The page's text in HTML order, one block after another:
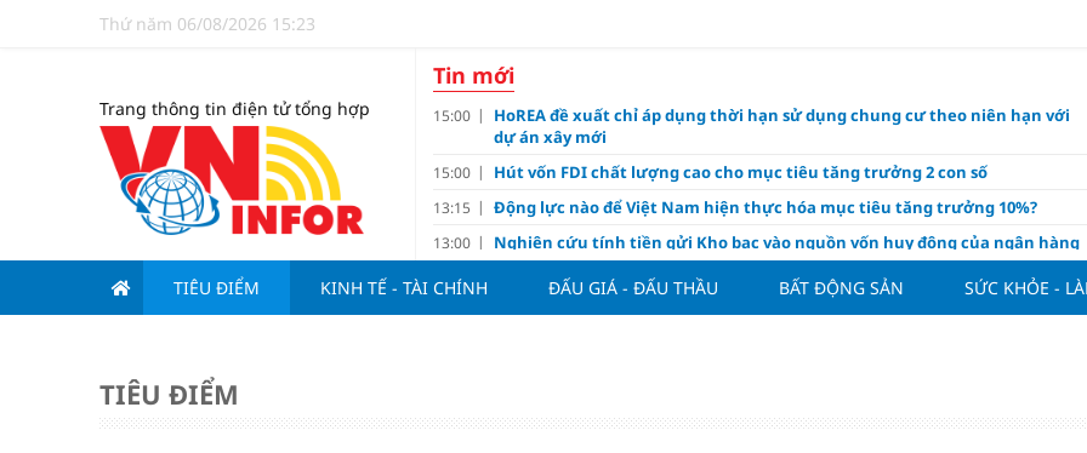
Thứ năm 06/08/2026 15:23
Trang thông tin điện tử tổng hợp
Tin mới
15:00
HoREA đề xuất chỉ áp dụng thời hạn sử dụng chung cư theo niên hạn với
dự án xây mới
15:00 Hút vốn FDI chất lượng cao cho mục tiêu tăng trưởng 2 con số
13:15 Động lực nào để Việt Nam hiện thực hóa mục tiêu tăng trưởng 10%?
13:00 Nghiên cứu tính tiền gửi Kho bạc vào nguồn vốn huy động của ngân hàng
11:00 Vì sao Mỹ cùng Nhật Bản "nâng đỡ" đồng yên?
10:10 Dùng lá tía tô thế nào để hỗ trợ làm đẹp da, mượt tóc?
TIÊU ĐIỂM KINH TẾ - TÀI CHÍNH ĐẤU GIÁ - ĐẤU THẦU BẤT ĐỘNG SẢN SỨC KHỎE -
TIÊU ĐIỂM